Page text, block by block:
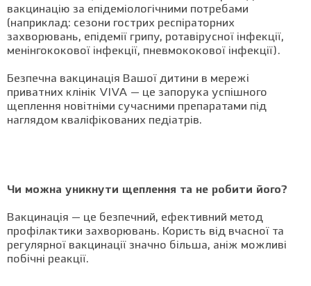
вакцинацію за епідеміологічними потребами
(наприклад: сезони гострих респіраторних
захворювань, епідемії грипу, ротавірусної інфекції,
менінгококової інфекції, пневмококової інфекції).
Безпечна вакцинація Вашої дитини в мережі
приватних клінік VIVA — це запорука успішного
щеплення новітніми сучасними препаратами під
наглядом кваліфікованих педіатрів.
Чи можна уникнути щеплення та не робити його?
Вакцинація — це безпечний, ефективний метод
профілактики захворювань. Користь від вчасної та
регулярної вакцинації значно більша, аніж можливі
побічні реакції.